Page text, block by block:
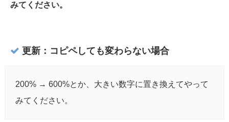
みてください。
更新：コピペしても変わらない場合
200% → 600%とか、大きい数字に置き換えてやって
みてください。